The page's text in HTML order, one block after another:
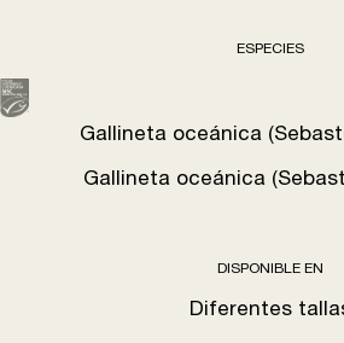
ESPECIES
Gallineta oceánica
Gallineta oceánica
DISPONIBLE EN
Diferentes